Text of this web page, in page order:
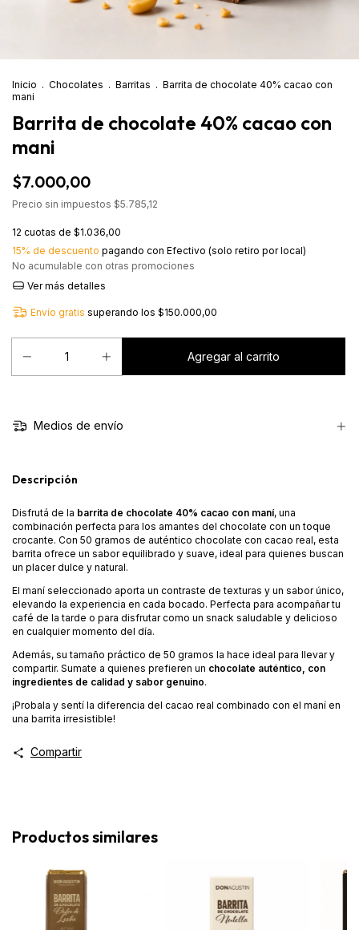
Inicio . Chocolates . Barritas . Barrita de chocolate 40% cacao con
mani
Barrita de chocolate 40% cacao con
mani
$7.000,00
Precio sin impuestos $5.785,12
12 cuotas de $1.036,00
15% de descuento pagando con Efectivo (solo retiro por local)
No acumulable con otras promociones
Ver más detalles
Envío gratis superando los $150.000,00
Medios de envío
Descripción
Disfrutá de la barrita de chocolate 40% cacao con maní, una
combinación perfecta para los amantes del chocolate con un toque
crocante. Con 50 gramos de auténtico chocolate con cacao real, esta
barrita ofrece un sabor equilibrado y suave, ideal para quienes buscan
un placer dulce y natural.
El maní seleccionado aporta un contraste de texturas y un sabor único,
elevando la experiencia en cada bocado. Perfecta para acompañar tu
café de la tarde o para disfrutar como un snack saludable y delicioso
en cualquier momento del día.
Además, su tamaño práctico de 50 gramos la hace ideal para llevar y
compartir. Sumate a quienes prefieren un chocolate auténtico, con
ingredientes de calidad y sabor genuino.
¡Probala y sentí la diferencia del cacao real combinado con el maní en
una barrita irresistible!
Compartir
Productos similares